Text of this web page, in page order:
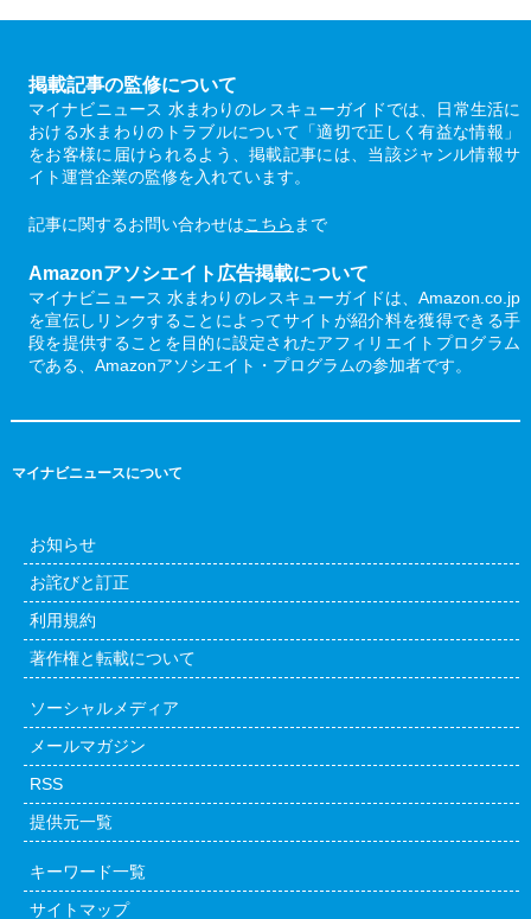
掲載記事の監修について
マイナビニュース 水まわりのレスキューガイドでは、日常生活に
おける水まわりのトラブルについて「適切で正しく有益な情報」
をお客様に届けられるよう、掲載記事には、当該ジャンル情報サ
イト運営企業の監修を入れています。
記事に関するお問い合わせはこちら まで
Amazonアソシエイト広告掲載について
マイナビニュース 水まわりのレスキューガイドは、Amazon.co.jp
を宣伝しリンクすることによってサイトが紹介料を獲得できる手
段を提供することを目的に設定されたアフィリエイトプログラム
である、Amazonアソシエイト・プログラムの参加者です。
マイナビニュースについて
お知らせ
お詫びと訂正
利用規約
著作権と転載について
ソーシャルメディア
メールマガジン
RSS
提供元一覧
キーワード一覧
サイトマップ